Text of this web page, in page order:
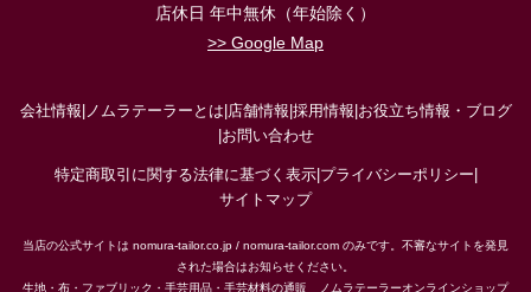
店休日 年中無休（年始除く）
>> Google Map
会社情報 ノムラテーラーとは 店舗情報 採用情報 お役立ち情報・ブログ
お問い合わせ
特定商取引に関する法律に基づく表示| プライバシーポリシー
サイトマップ
当店の公式サイトは nomura-tailor.co.jp / nomura-tailor.com のみです。不審なサイトを発見
された場合はお知らせください。
生地・布・ファブリック・手芸用品・手芸材料の通販 ノムラテーラーオンラインショップ